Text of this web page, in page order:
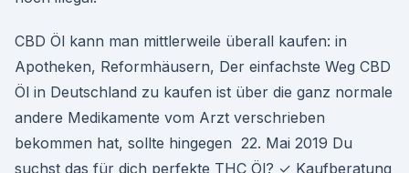
CBD Öl kann man mittlerweile überall kaufen: in
Apotheken, Reformhäusern, Der einfachste Weg CBD
Öl in Deutschland zu kaufen ist über die ganz normale
andere Medikamente vom Arzt verschrieben
bekommen hat, sollte hingegen 22. Mai 2019 Du
suchst das für dich perfekte THC Öl? ✓ Kaufberatung